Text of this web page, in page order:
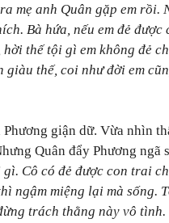
mẹ anh Quân gặp em rồi.
Bà hứa, nếu em đẻ được
thế tội gì em không đẻ
thế, coi như đời em
giận dữ. Vừa nhìn
Quân đẩy Phương ngã
Cô có đẻ được con trai
ngậm miệng lại mà sống.
trách thằng này vô tình.